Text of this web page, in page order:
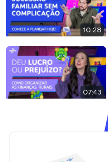
10:28
07:43